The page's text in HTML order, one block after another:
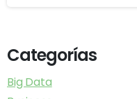
Categorías
Big Data